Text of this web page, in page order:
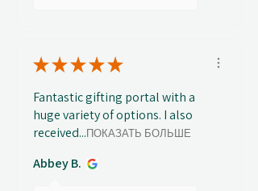
★★★★★
Fantastic gifting portal with a
huge variety of options. I also
received...ПОКАЗАТЬ БОЛЬШЕ
Abbey B.